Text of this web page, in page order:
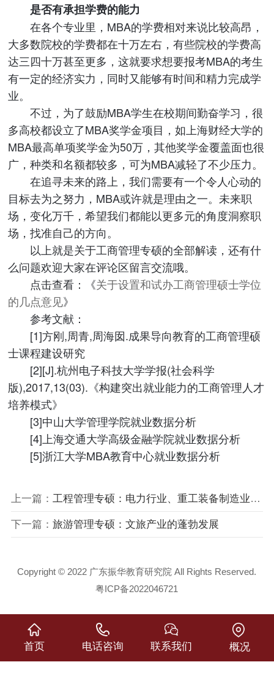
是否有承担学费的能力
在各个专业里，MBA的学费相对来说比较高昂，
大多数院校的学费都在十万左右，有些院校的学费高
达三四十万甚至更多，这就要求想要报考MBA的考生
有一定的经济实力，同时又能够有时间和精力完成学
业。
不过，为了鼓励MBA学生在校期间勤奋学习，很
多高校都设立了MBA奖学金项目，如上海财经大学的
MBA最高单项奖学金为50万，其他奖学金覆盖面也很
广，种类和名额都较多，可为MBA减轻了不少压力。
在追寻未来的路上，我们需要有一个令人心动的
目标去为之努力，MBA或许就是理由之一。未来职
场，变化万千，希望我们都能以更多元的角度洞察职
场，找准自己的方向。
以上就是关于工商管理专硕的全部解读，还有什
么问题欢迎大家在评论区留言交流哦。
点击查看：《关于设置和试办工商管理硕士学位
的几点意见》
参考文献：
[1]方刚,周青,周海囡.成果导向教育的工商管理硕
士课程建设研究
[2][J].杭州电子科技大学学报(社会科学
版),2017,13(03).《构建突出就业能力的工商管理人才
培养模式》
[3]中山大学管理学院就业数据分析
[4]上海交通大学高级金融学院就业数据分析
[5]浙江大学MBA教育中心就业数据分析
上一篇： 工程管理专硕：电力行业、重工装备制造业、互联网行业、政府公共事业等多领域专选
下一篇： 旅游管理专硕：文旅产业的蓬勃发展
Copyright © 2022 广东振华教育研究院 All Rights Reserved.
粤ICP备2022046721
首页 电话咨询 联系我们 概况